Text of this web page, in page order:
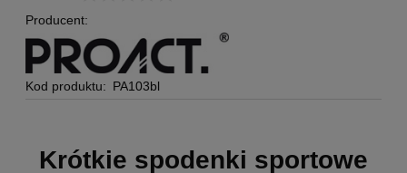
Producent:
Kod produktu: PA103bl
Krótkie spodenki sportowe